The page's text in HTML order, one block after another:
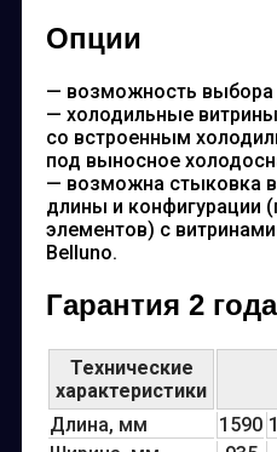
Опции
— возможность выбора
— холодильные
со встроенным
под выносное
— возможна стыковка
длины и конфигурации
элементов) с
Belluno.
Гарантия 2 года
Технические
характеристики
Длина, мм
1590